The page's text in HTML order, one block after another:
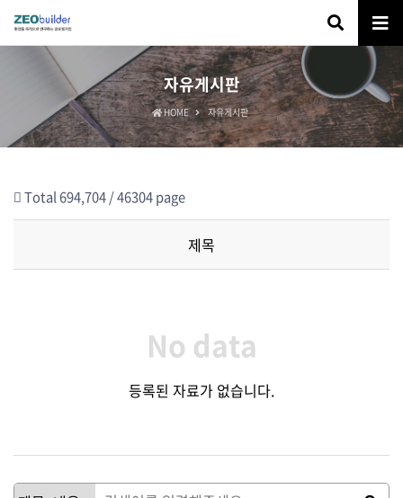
자유게시판
HOME 자유게시판
Total 694,704 /46304 page
제목
No data
등록된 자료가 없습니다.